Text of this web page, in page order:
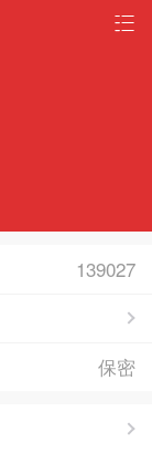
139027
保密